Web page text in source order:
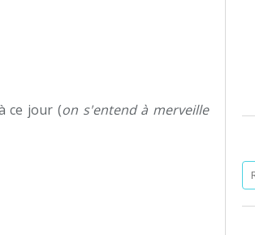
ce jour (on s'entend à merveille